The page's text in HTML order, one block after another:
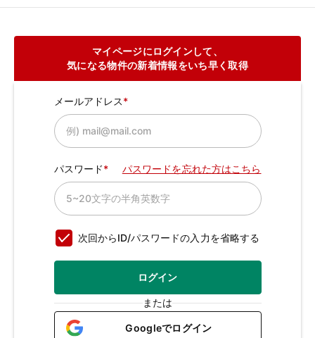
マイページにログインして、
気になる物件の新着情報をいち早く取得
メールアドレス
パスワード パスワードを忘れた方はこちら
次回からID/パスワードの入力を省略する
ログイン
または
Googleでログイン